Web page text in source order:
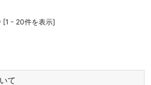
[1 - 20件を表示]
て